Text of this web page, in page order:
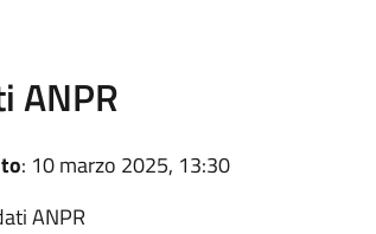
ANPR
: 10 marzo 2025, 13:30
ANPR